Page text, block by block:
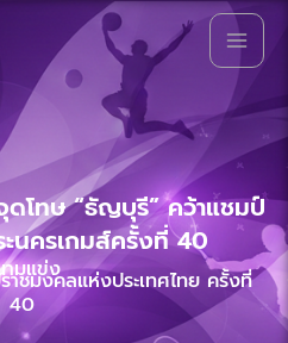
ดโทษ “ธัญบุรี” คว้าแชมป์
ครเกมส์ครั้งที่ 40
มแข่ง
าชมงคลแห่งประเทศไทย ครั้งที่
40